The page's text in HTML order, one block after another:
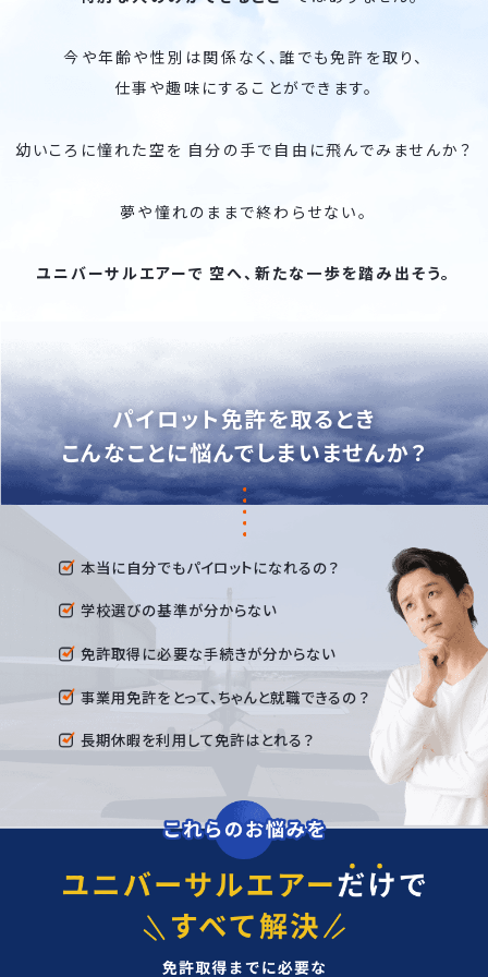
今や年齢や性別は関係なく、誰でも免許を取り、
仕事や趣味にすることができます。
幼いころに憧れた空を 自分の手で自由に飛んでみませんか？
夢や憧れのままで終わらせない。
ユニバーサルエアーで 空へ、新たな一歩を踏み出そう。
パイロット免許を取るとき
こんなことに悩んでしまいませんか？
本当に自分でもパイロットになれるの？
学校選びの基準が分からない
免許取得に必要な手続きが分からない
事業用免許をとって、ちゃんと就職できるの？
長期休暇を利用して免許はとれる？